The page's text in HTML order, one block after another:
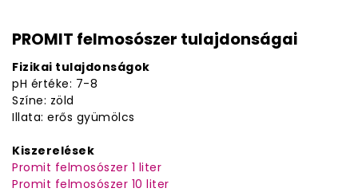
PROMIT felmosószer tulajdonságai
Fizikai tulajdonságok
pH értéke: 7-8
Színe: zöld
Illata: erős gyümölcs
Kiszerelések
Promit felmosószer 1 liter
Promit felmosószer 10 liter